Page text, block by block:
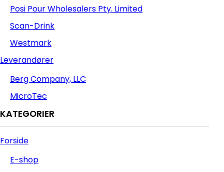
Posi Pour Wholesalers Pty. Limited
Scan-Drink
Westmark
Leverandører
Berg Company, LLC
MicroTec
KATEGORIER
Forside
E-shop